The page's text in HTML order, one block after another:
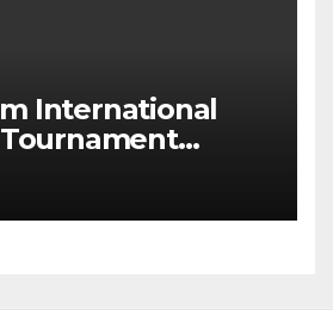
International
Award 2025